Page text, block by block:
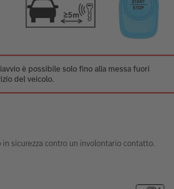
è possibile solo fino alla messa fuori
del veicolo.
sicurezza contro un involontario contatto.